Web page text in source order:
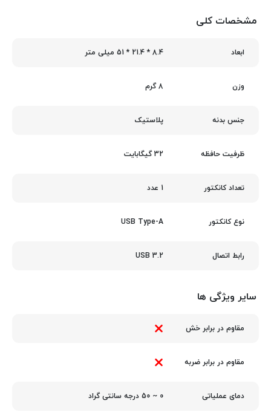
مشخصات کلی
ابعاد 8.4 * 21.4 * 51 میلی متر
وزن 8 گرم
جنس بدنه پلاستیک
ظرفیت حافظه 32 گیگابایت
تعداد کانکتور 1 عدد
نوع کانکتور USB Type-A
رابط اتصال USB 3.2
سایر ویژگی ها
مقاوم در برابر خش
مقاوم در برابر ضربه
دمای عملیاتی 0 ~ 50 درجه سانتی گراد